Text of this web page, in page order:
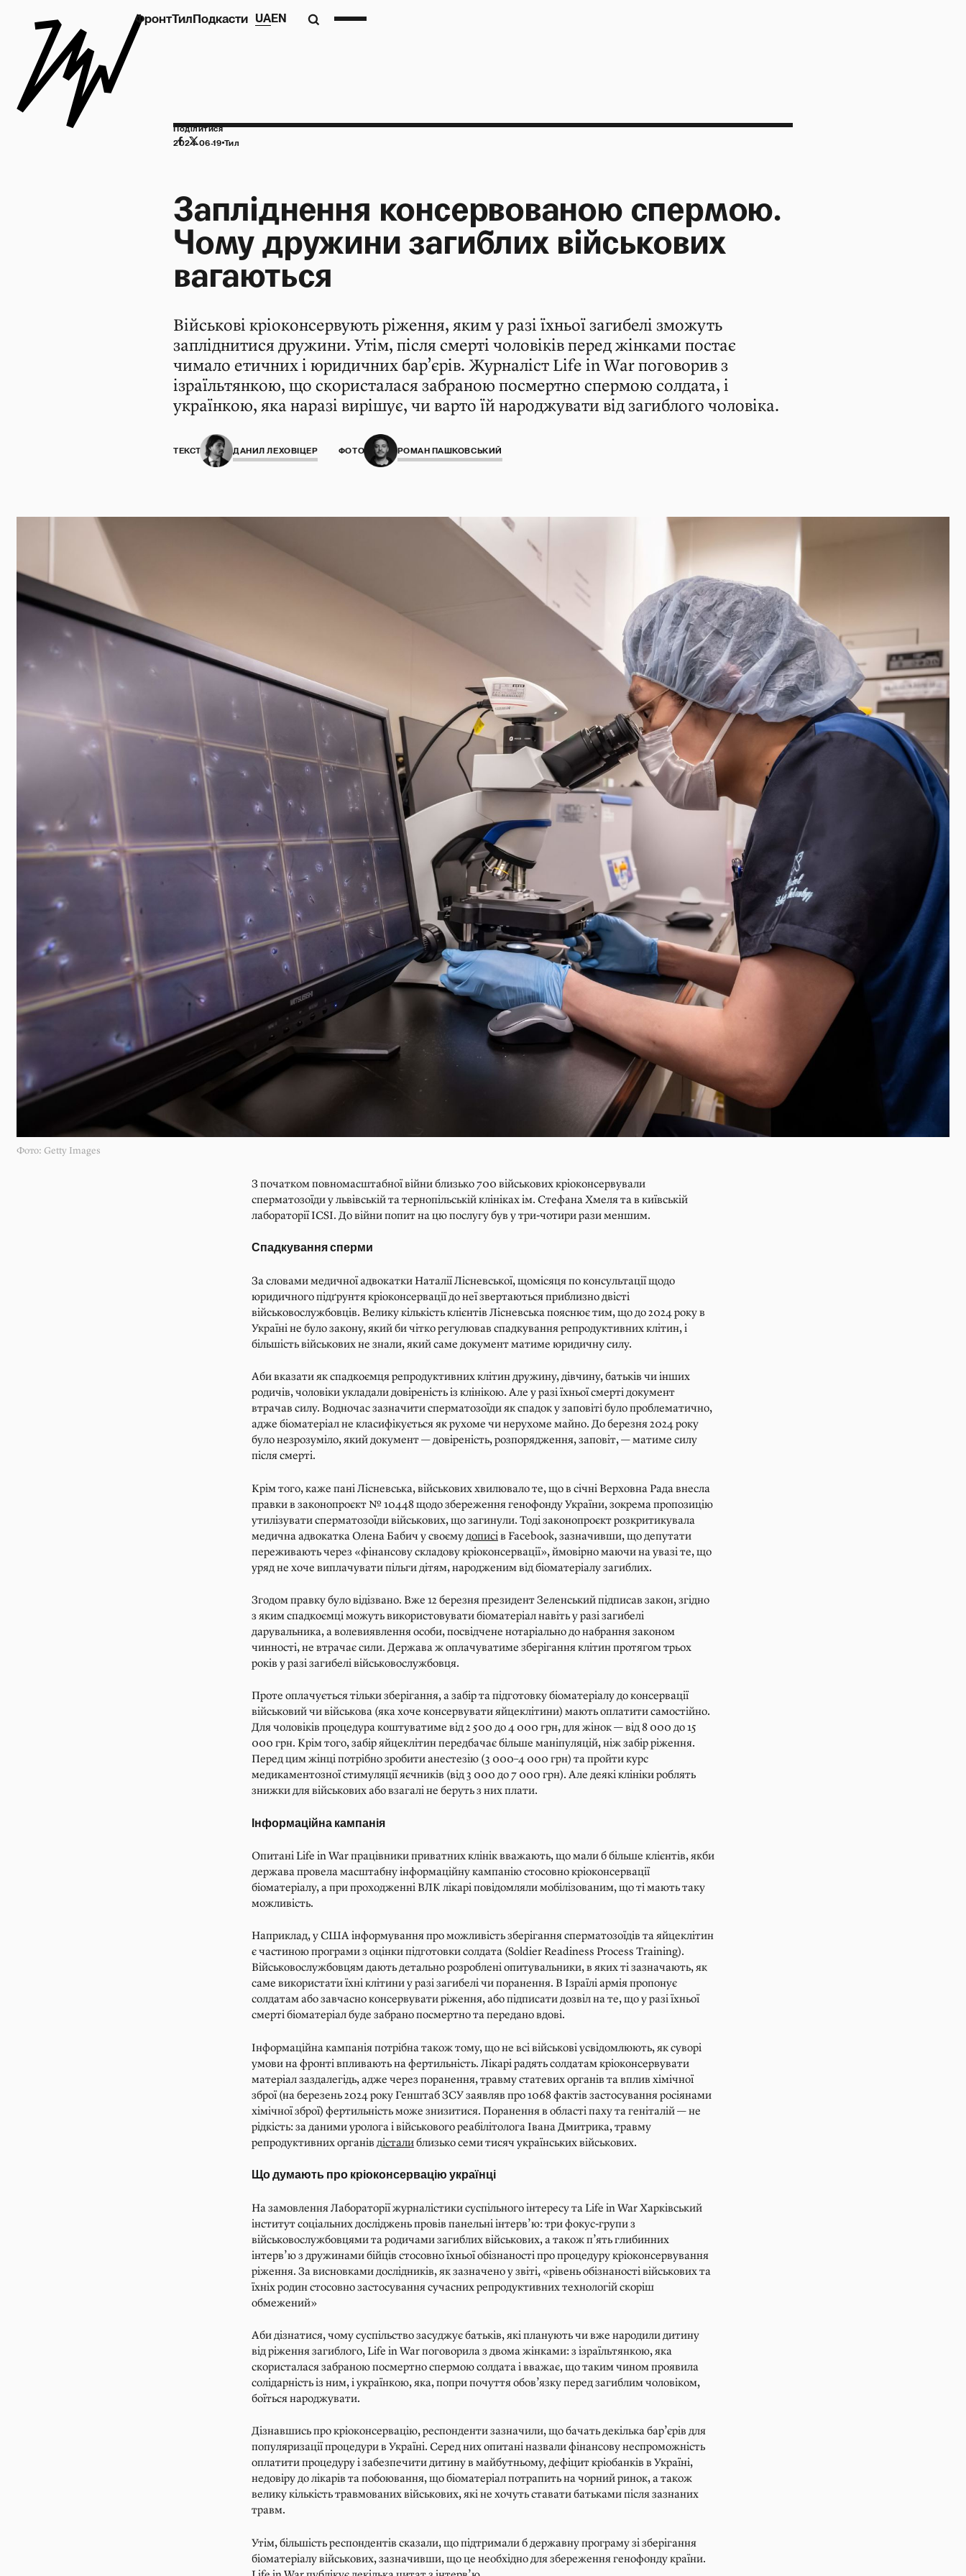
ФронтТилПодкасти UAEN
2024-06-19 Тил
Запліднення консервованою спермою.
Чому дружини загиблих військових
вагаються
Військові кріоконсервують ріження, яким у разі їхньої загибелі зможуть
запліднитися дружини. Утім, після смерті чоловіків перед жінками постає
чимало етичних і юридичних бар’єрів. Журналіст Life in War поговорив з
ізраїльтянкою, що скористалася забраною посмертно спермою солдата, і
українкою, яка наразі вирішує, чи варто їй народжувати від загиблого чоловіка.
ТЕКСТ: ДАНИЛ ЛЕХОВІЦЕР ФОТО: РОМАН ПАШКОВСЬКИЙ
Поділитися
Фото: Getty Images
З початком повномасштабної війни близько 700 військових кріоконсервували
сперматозоїди у львівській та тернопільській клініках ім. Стефана Хмеля та в київській
лабораторії ICSI. До війни попит на цю послугу був у три-чотири рази меншим.
Спадкування сперми
За словами медичної адвокатки Наталії Лісневської, щомісяця по консультації щодо
юридичного підґрунтя кріоконсервації до неї звертаються приблизно двісті
військовослужбовців. Велику кількість клієнтів Лісневська пояснює тим, що до 2024 року в
Україні не було закону, який би чітко регулював спадкування репродуктивних клітин, і
більшість військових не знали, який саме документ матиме юридичну силу.
Аби вказати як спадкоємця репродуктивних клітин дружину, дівчину, батьків чи інших
родичів, чоловіки укладали довіреність із клінікою. Але у разі їхньої смерті документ
втрачав силу. Водночас зазначити сперматозоїди як спадок у заповіті було проблематично,
адже біоматеріал не класифікується як рухоме чи нерухоме майно. До березня 2024 року
було незрозуміло, який документ — довіреність, розпорядження, заповіт, — матиме силу
після смерті.
Крім того, каже пані Лісневська, військових хвилювало те, що в січні Верховна Рада внесла
правки в законопроєкт № 10448 щодо збереження генофонду України, зокрема пропозицію
утилізувати сперматозоїди військових, що загинули. Тоді законопроєкт розкритикувала
медична адвокатка Олена Бабич у своєму дописі в Facebook, зазначивши, що депутати
переживають через «фінансову складову кріоконсервації», ймовірно маючи на увазі те, що
уряд не хоче виплачувати пільги дітям, народженим від біоматеріалу загиблих.
Згодом правку було відізвано. Вже 12 березня президент Зеленський підписав закон, згідно
з яким спадкоємці можуть використовувати біоматеріал навіть у разі загибелі
дарувальника, а волевиявлення особи, посвідчене нотаріально до набрання законом
чинності, не втрачає сили. Держава ж оплачуватиме зберігання клітин протягом трьох
років у разі загибелі військовослужбовця.
Проте оплачується тільки зберігання, а забір та підготовку біоматеріалу до консервації
військовий чи військова (яка хоче консервувати яйцеклітини) мають оплатити самостійно.
Для чоловіків процедура коштуватиме від 2 500 до 4 000 грн, для жінок — від 8 000 до 15
000 грн. Крім того, забір яйцеклітин передбачає більше маніпуляцій, ніж забір ріження.
Перед цим жінці потрібно зробити анестезію (3 000–4 000 грн) та пройти курс
медикаментозної стимуляції яєчників (від 3 000 до 7 000 грн). Але деякі клініки роблять
знижки для військових або взагалі не беруть з них плати.
Інформаційна кампанія
Опитані Life in War працівники приватних клінік вважають, що мали б більше клієнтів, якби
держава провела масштабну інформаційну кампанію стосовно кріоконсервації
біоматеріалу, а при проходженні ВЛК лікарі повідомляли мобілізованим, що ті мають таку
можливість.
Наприклад, у США інформування про можливість зберігання сперматозоїдів та яйцеклітин
є частиною програми з оцінки підготовки солдата (Soldier Readiness Process Training).
Військовослужбовцям дають детально розроблені опитувальники, в яких ті зазначають, як
саме використати їхні клітини у разі загибелі чи поранення. В Ізраїлі армія пропонує
солдатам або завчасно консервувати ріження, або підписати дозвіл на те, що у разі їхньої
смерті біоматеріал буде забрано посмертно та передано вдові.
Інформаційна кампанія потрібна також тому, що не всі військові усвідомлюють, як суворі
умови на фронті впливають на фертильність. Лікарі радять солдатам кріоконсервувати
матеріал заздалегідь, адже через поранення, травму статевих органів та вплив хімічної
зброї (на березень 2024 року Генштаб ЗСУ заявляв про 1068 фактів застосування росіянами
хімічної зброї) фертильність може знизитися. Поранення в області паху та геніталій — не
рідкість: за даними уролога і військового реабілітолога Івана Дмитрика, травму
репродуктивних органів дісталиблизько семи тисяч українських військових.
Що думають про кріоконсервацію українці
На замовлення Лабораторії журналістики суспільного інтересу та Life in War Харківський
інститут соціальних досліджень провів панельні інтерв’ю: три фокус-групи з
військовослужбовцями та родичами загиблих військових, а також п’ять глибинних
інтерв’ю з дружинами бійців стосовно їхньої обізнаності про процедуру кріоконсервування
ріження. За висновками дослідників, як зазначено у звіті, «рівень обізнаності військових та
їхніх родин стосовно застосування сучасних репродуктивних технологій скоріш
обмежений»
Аби дізнатися, чому суспільство засуджує батьків, які планують чи вже народили дитину
від ріження загиблого, Life in War поговорила з двома жінками: з ізраїльтянкою, яка
скористалася забраною посмертно спермою солдата і вважає, що таким чином проявила
солідарність із ним, і українкою, яка, попри почуття обов’язку перед загиблим чоловіком,
боїться народжувати.
Дізнавшись про кріоконсервацію, респонденти зазначили, що бачать декілька бар’єрів для
популяризації процедури в Україні. Серед них опитані назвали фінансову неспроможність
оплатити процедуру і забезпечити дитину в майбутньому, дефіцит кріобанків в Україні,
недовіру до лікарів та побоювання, що біоматеріал потрапить на чорний ринок, а також
велику кількість травмованих військових, які не хочуть ставати батьками після зазнаних
травм.
Утім, більшість респондентів сказали, що підтримали б державну програму зі зберігання
біоматеріалу військових, зазначивши, що це необхідно для збереження генофонду країни.